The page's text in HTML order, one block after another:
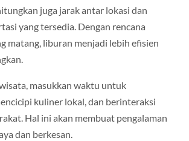
juga jarak antar lokasi dan
yang tersedia. Dengan rencana
matang, liburan menjadi lebih efisien
masukkan waktu untuk
kuliner lokal, dan berinteraksi
Hal ini akan membuat pengalaman
dan berkesan.